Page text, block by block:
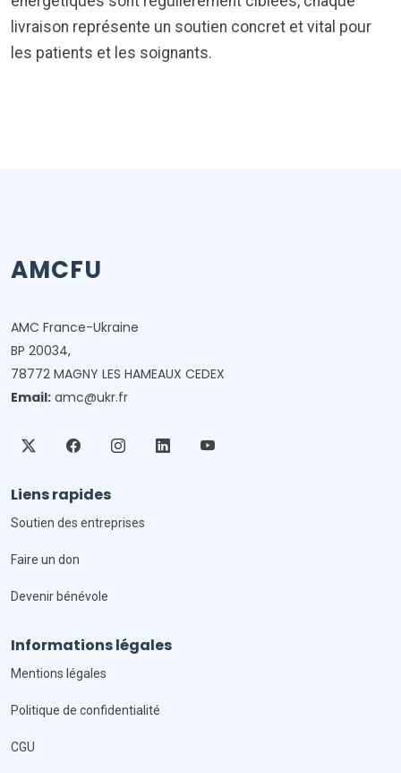
livraison représente un soutien concret et vital pour
les patients et les soignants.
AMCFU
AMC France-Ukraine
BP 20034,
78772 MAGNY LES HAMEAUX CEDEX
Email: amc@ukr.fr
Liens rapides
Soutien des entreprises
Faire un don
Devenir bénévole
Informations légales
Mentions légales
Politique de confidentialité
CGU